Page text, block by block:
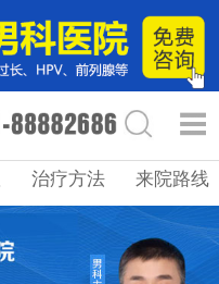
治疗方法 来院路线